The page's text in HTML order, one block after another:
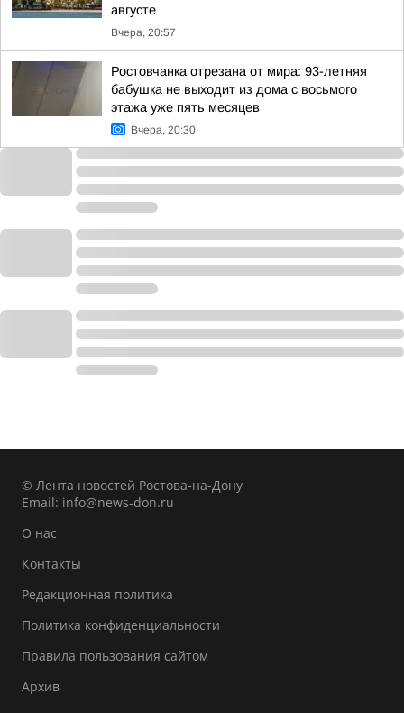
августе
Вчера, 20:57
Ростовчанка отрезана от мира: 93-летняя
бабушка не выходит из дома с восьмого
этажа уже пять месяцев
Вчера, 20:30
© Лента новостей Ростова-на-Дону
Email: info@news-don.ru
О нас
Контакты
Редакционная политика
Политика конфиденциальности
Правила пользования сайтом
Архив